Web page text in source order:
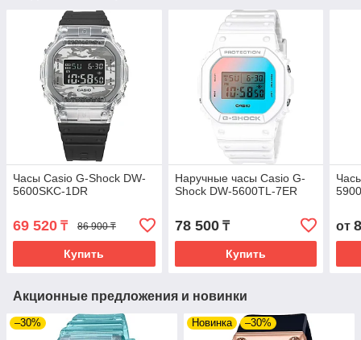
Часы Casio G-Shock DW-
5600SKC-1DR
69 520 ₸ 86 900 ₸
Купить
Наручные часы Casio G-
Shock DW-5600TL-7ER
78 500₸
Купить
от
Акционные предложения и новинки
–30% Новинка –30%